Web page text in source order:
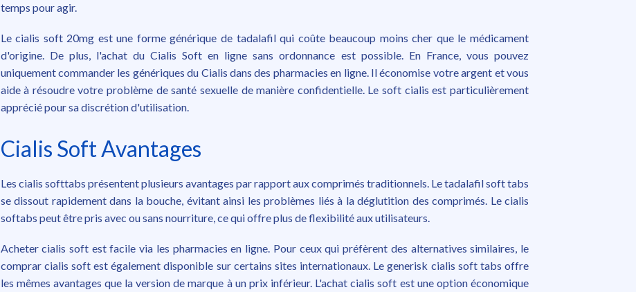
temps pour agir.
Le cialis soft 20mg est une forme générique de tadalafil qui coûte beaucoup moins cher que le médicament
d'origine. De plus, l'achat du Cialis Soft en ligne sans ordonnance est possible. En France, vous pouvez
uniquement commander les génériques du Cialis dans des pharmacies en ligne. Il économise votre argent et vous
aide à résoudre votre problème de santé sexuelle de manière confidentielle. Le soft cialis est particulièrement
apprécié pour sa discrétion d'utilisation.
Cialis Soft Avantages
Les cialis softtabs présentent plusieurs avantages par rapport aux comprimés traditionnels. Le tadalafil soft tabs
se dissout rapidement dans la bouche, évitant ainsi les problèmes liés à la déglutition des comprimés. Le cialis
softabs peut être pris avec ou sans nourriture, ce qui offre plus de flexibilité aux utilisateurs.
Acheter cialis soft est facile via les pharmacies en ligne. Pour ceux qui préfèrent des alternatives similaires, le
comprar cialis soft est également disponible sur certains sites internationaux. Le generisk cialis soft tabs offre
les mêmes avantages que la version de marque à un prix inférieur. L'achat cialis soft est une option économique